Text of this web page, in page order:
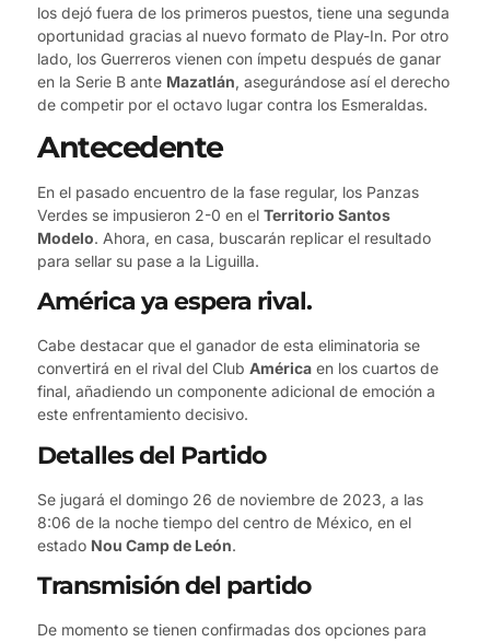
los dejó fuera de los primeros puestos, tiene una segunda
oportunidad gracias al nuevo formato de Play-In. Por otro
lado, los Guerreros vienen con ímpetu después de ganar
en la Serie B ante Mazatlán, asegurándose así el derecho
de competir por el octavo lugar contra los Esmeraldas.
Antecedente
En el pasado encuentro de la fase regular, los Panzas
Verdes se impusieron 2-0 en el Territorio Santos
Modelo. Ahora, en casa, buscarán replicar el resultado
para sellar su pase a la Liguilla.
América ya espera rival.
Cabe destacar que el ganador de esta eliminatoria se
convertirá en el rival del Club América en los cuartos de
final, añadiendo un componente adicional de emoción a
este enfrentamiento decisivo.
Detalles del Partido
Se jugará el domingo 26 de noviembre de 2023, a las
8:06 de la noche tiempo del centro de México, en el
estado Nou Camp de León.
Transmisión del partido
De momento se tienen confirmadas dos opciones para